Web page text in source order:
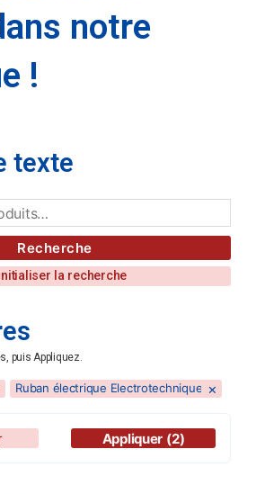
notre
!
texte
Recherche
la recherche
puis Appliquez.
Ruban électrique Electrotechnique ×
Appliquer (2)